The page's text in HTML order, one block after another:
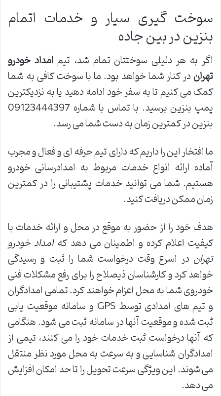
سوخت گیری سیار و خدمات اتمام
بنزین در بین جاده
اگر به هر دلیلی سوختتان تمام شد، تیم امداد خودرو
تهراندر کنار شما خواهد بود. ما با سوخت کافی به شما
کمک می کنیم تا به سفر خود ادامه دهید یا به نزدیکترین
پمپ بنزین برسید. با تماس با شماره 09123444397
بنزین در کمترین زمان به دست شما می رسد.
ما افتخار این را داریم که دارای تیم حرفه ای و فعال و مجرب
آماده ارائه انواع خدمات مربوط به امدادرسانی خودرو
هستیم. شما می توانید خدمات پشتیبانی را در کمترین
زمان ممکن دریافت کنید.
هدف خود را از حضور به موقع در محل و ارائه خدمات با
کیفیت اعلام کرده و اطمینان می دهد کهامداد خودرو
تهران در اسرع وقت درخواست شما را ثبت و رسیدگی
خواهد کرد و کارشناسان ذیصلاح را برای رفع مشکلات فنی
خودروی شما به محل اعزام خواهند کرد. تمامی امدادگران
و تیم های امدادی توسط GPS و سامانه موقعیت یابی
ثبت شده و موقعیت آنها در سامانه ثبت می شود. هنگامی
که آنها درخواست ثبت خدمات خود را می کنند، تیمی از
امدادگران شناسایی و به سرعت به محل مورد نظر منتقل
می شوند. این ویژگی سرعت تحویل را تا حد امکان افزایش
می دهد.